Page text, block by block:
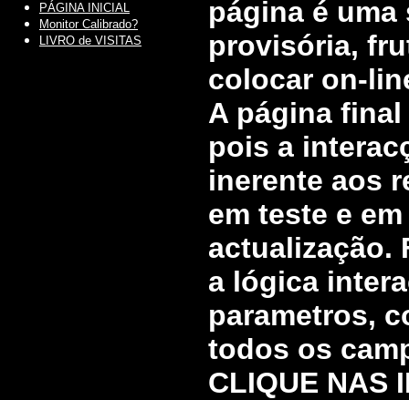
PÁGINA INICIAL
Monitor Calibrado?
LIVRO de VISITAS
página é
provisória,
colocar on-
A página
pois a
inerente aos
em teste e
actualização.
a lógica
parametros,
todos os
CLIQUE NAS